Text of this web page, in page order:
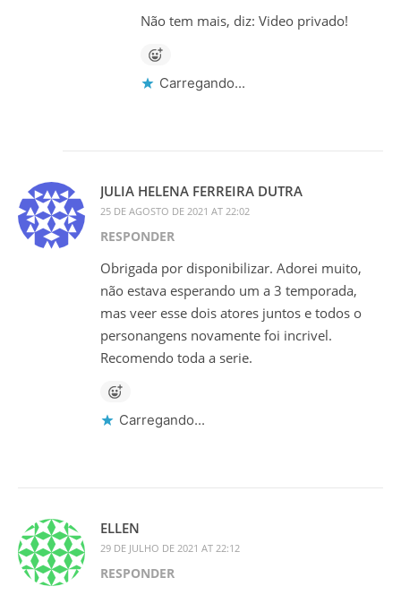
Não tem mais, diz: Video privado!
Carregando...
JULIA HELENA FERREIRA DUTRA
25 DE AGOSTO DE 2021 AT 22:02
RESPONDER
Obrigada por disponibilizar. Adorei muito,
não estava esperando um a 3 temporada,
mas veer esse dois atores juntos e todos o
personangens novamente foi incrivel.
Recomendo toda a serie.
Carregando...
ELLEN
29 DE JULHO DE 2021 AT 22:12
RESPONDER